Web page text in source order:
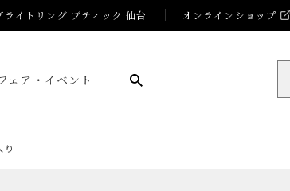
ライトリング ブティック 仙台 オンラインショップ
ェア・イベント
り